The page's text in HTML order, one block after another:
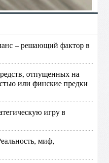
– решающий фактор в
отпущенных на
или финские предки
игру в
миф,